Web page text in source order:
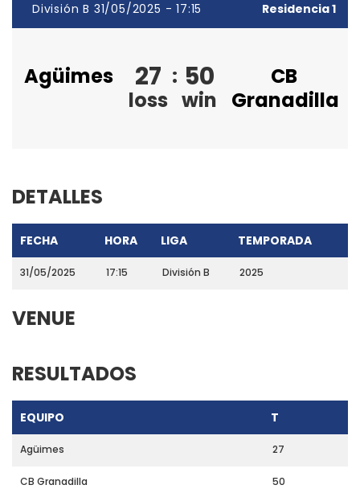
División B 31/05/2025 - 17:15 Residencia 1
Agüimes 27
loss
: 50
win
CB
Granadilla
DETALLES
FECHA HORA LIGA TEMPORADA
31/05/2025 17:15 División B 2025
VENUE
RESULTADOS
EQUIPO T
Agüimes 27
CB Granadilla 50